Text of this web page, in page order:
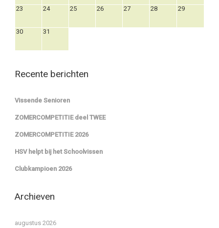
23 24 25 26 27 28 29
30 31
Recente berichten
Vissende Senioren
ZOMERCOMPETITIE deel TWEE
ZOMERCOMPETITIE 2026
HSV helpt bij het Schoolvissen
Clubkampioen 2026
Archieven
augustus 2026